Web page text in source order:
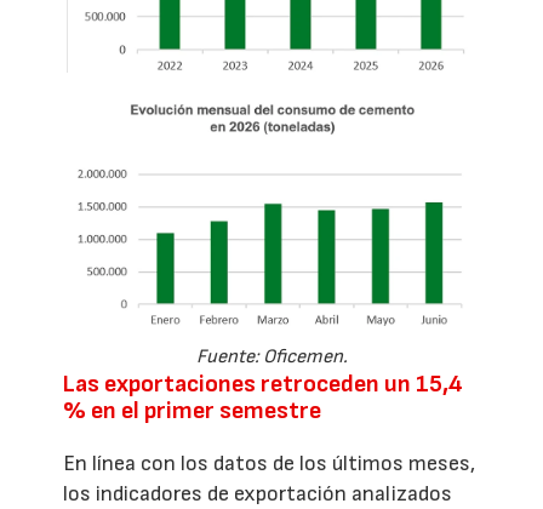
Fuente: Oficemen.
Las exportaciones retroceden un 15,4
% en el primer semestre
En línea con los datos de los últimos meses,
los indicadores de exportación analizados